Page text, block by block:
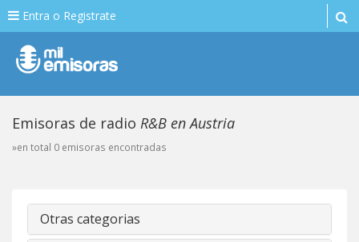
Entra o Registrate
Emisoras de radio R&B en Austria
»en total 0 emisoras encontradas
Otras categorias